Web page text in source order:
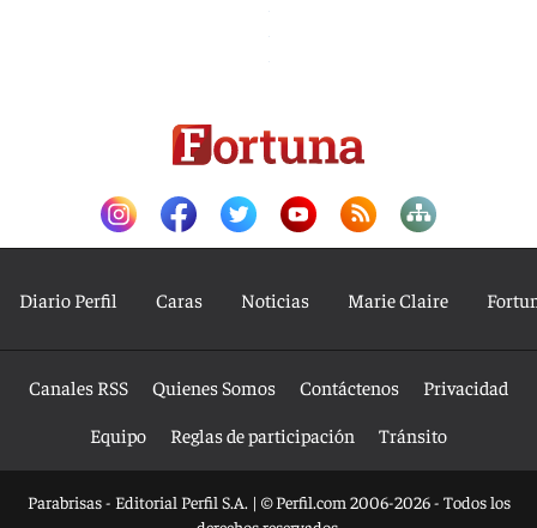
Diario Perfil Caras Noticias Marie Claire
Canales RSS Quienes Somos Contáctenos
Privacidad
Equipo
Reglas de participación Tránsito
Parabrisas - Editorial Perfil S.A. | © Perfil.com 2006-2026 - Todos los